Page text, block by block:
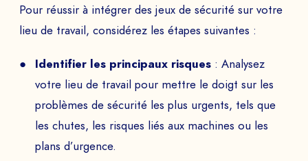
Pour réussir à intégrer des jeux de sécurité sur votre
lieu de travail, considérez les étapes suivantes :
Identifier les principaux risques : Analysez
votre lieu de travail pour mettre le doigt sur les
problèmes de sécurité les plus urgents, tels que
les chutes, les risques liés aux machines ou les
plans d’urgence.